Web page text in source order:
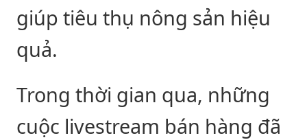
giúp tiêu thụ nông sản hiệu
quả.
Trong thời gian qua, những
cuộc livestream bán hàng đã